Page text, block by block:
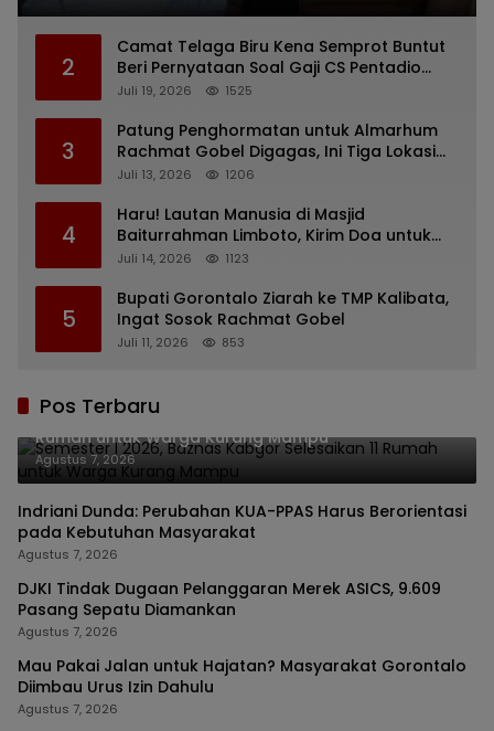
2
Camat Telaga Biru Kena Semprot Buntut
Beri Pernyataan Soal Gaji CS Pentadio
Barat yang Nunggak
Juli 19, 2026 1525
3
Patung Penghormatan untuk Almarhum
Rachmat Gobel Digagas, Ini Tiga Lokasi
yang Diusulkan
Juli 13, 2026 1206
4
Haru! Lautan Manusia di Masjid
Baiturrahman Limboto, Kirim Doa untuk
Almarhum Rachmat Gobel
Juli 14, 2026 1123
5
Bupati Gorontalo Ziarah ke TMP Kalibata,
Ingat Sosok Rachmat Gobel
Juli 11, 2026 853
Pos Terbaru
Semester I 2026, Baznas Kabgor Selesaikan 11
Rumah untuk Warga Kurang Mampu
Agustus 7, 2026
Indriani Dunda: Perubahan KUA-PPAS Harus Berorientasi
pada Kebutuhan Masyarakat
Agustus 7, 2026
DJKI Tindak Dugaan Pelanggaran Merek ASICS, 9.609
Pasang Sepatu Diamankan
Agustus 7, 2026
Mau Pakai Jalan untuk Hajatan? Masyarakat Gorontalo
Diimbau Urus Izin Dahulu
Agustus 7, 2026